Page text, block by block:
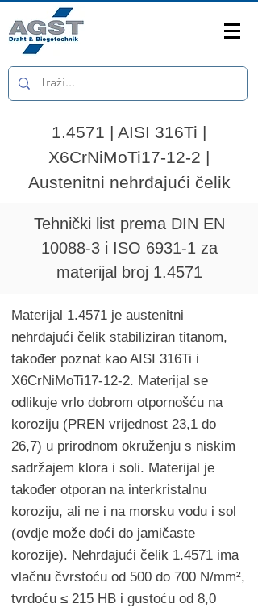
1.4571 | AISI 316Ti |
X6CrNiMoTi17-12-2 |
Austenitni nehrđajući čelik
Tehnički list prema DIN EN
10088-3 i ISO 6931-1 za
materijal broj 1.4571
Materijal 1.4571 je austenitni
nehrđajući čelik stabiliziran titanom,
također poznat kao AISI 316Ti i
X6CrNiMoTi17-12-2. Materijal se
odlikuje vrlo dobrom otpornošću na
koroziju (PREN vrijednost 23,1 do
26,7) u prirodnom okruženju s niskim
sadržajem klora i soli. Materijal je
također otporan na interkristalnu
koroziju, ali ne i na morsku vodu i sol
(ovdje može doći do jamičaste
korozije). Nehrđajući čelik 1.4571 ima
vlačnu čvrstoću od 500 do 700 N/mm²,
tvrdoću ≤ 215 HB i gustoću od 8,0